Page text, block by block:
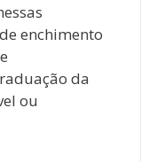
enchimento
da
ou